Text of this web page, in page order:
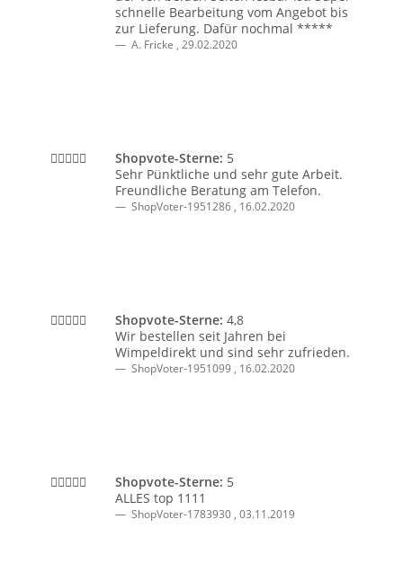
schnelle Bearbeitung vom Angebot bis
zur Lieferung. Dafür nochmal *****
A. Fricke , 29.02.2020
Shopvote-Sterne: 5
Sehr Pünktliche und sehr gute Arbeit.
Freundliche Beratung am Telefon.
ShopVoter-1951286 , 16.02.2020
Shopvote-Sterne: 4,8
Wir bestellen seit Jahren bei
Wimpeldirekt und sind sehr zufrieden.
ShopVoter-1951099 , 16.02.2020
Shopvote-Sterne: 5
ALLES top 1111
ShopVoter-1783930 , 03.11.2019